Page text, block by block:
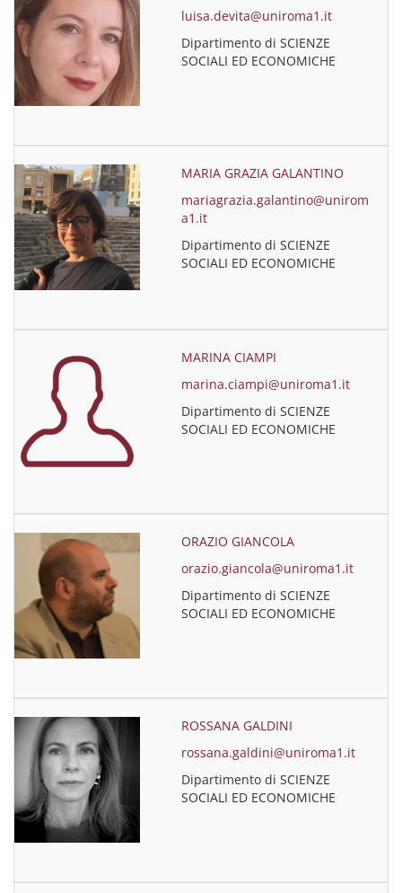
luisa.devita@uniroma1.it
Dipartimento di SCIENZE
SOCIALI ED ECONOMICHE
MARIA GRAZIA GALANTINO
mariagrazia.galantino@unirom
a1.it
Dipartimento di SCIENZE
SOCIALI ED ECONOMICHE
MARINA CIAMPI
marina.ciampi@uniroma1.it
Dipartimento di SCIENZE
SOCIALI ED ECONOMICHE
ORAZIO GIANCOLA
orazio.giancola@uniroma1.it
Dipartimento di SCIENZE
SOCIALI ED ECONOMICHE
ROSSANA GALDINI
rossana.galdini@uniroma1.it
Dipartimento di SCIENZE
SOCIALI ED ECONOMICHE